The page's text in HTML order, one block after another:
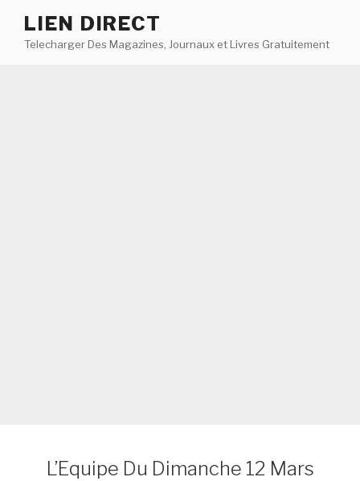
contenu
LIEN DIRECT
Telecharger Des Magazines, Journaux et Livres Gratuitement
L’Equipe Du Dimanche 12 Mars